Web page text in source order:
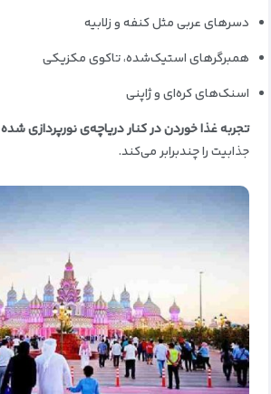
دسرهای عربی مثل کنفه و زلابیه
همبرگرهای استیک‌شده، تاکوی مکزیکی
اسنک‌های کره‌ای و ژاپنی
تجربه غذا خوردن در کنار دریاچه‌ی نورپردازی شده
جذابیت را چندبرابر می‌کند.